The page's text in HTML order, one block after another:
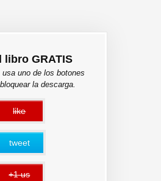
libro GRATIS
uno de los botones
la descarga.
like
error
tweet
+1 us
error